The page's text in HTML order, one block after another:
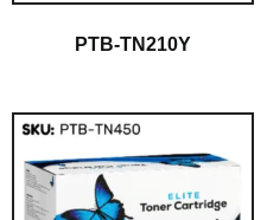
PTB-TN210Y